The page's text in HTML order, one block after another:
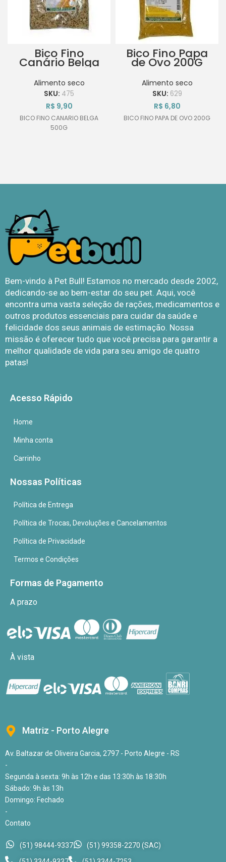
Bico Fino
Canário Belga
Alimento seco
SKU: 475
R$ 9,90
BICO FINO CANARIO BELGA
500G
Bico Fino Papa
de Ovo 200G
Alimento seco
SKU: 629
R$ 6,80
BICO FINO PAPA DE OVO 200G
Bem-vindo à Pet Bull! Estamos no mercado desde 2002,
dedicando-se ao bem-estar do seu pet. Aqui, você
encontra uma vasta seleção de rações, medicamentos e
outros produtos essenciais para cuidar da saúde e
felicidade dos seus animais de estimação. Nossa
missão é oferecer tudo que você precisa para garantir a
melhor qualidade de vida para seu amigo de quatro
patas!
Acesso Rápido
Home
Minha conta
Carrinho
Nossas Políticas
Política de Entrega
Política de Trocas, Devoluções e Cancelamentos
Política de Privacidade
Termos e Condições
Formas de Pagamento
A prazo
À vista
Matriz - Porto Alegre
Av. Baltazar de Oliveira Garcia, 2797 - Porto Alegre - RS
-
Segunda à sexta: 9h às 12h e das 13:30h às 18:30h
Sábado: 9h às 13h
Domingo: Fechado
-
Contato
(51) 98444-9337
(51) 99358-2270 (SAC)